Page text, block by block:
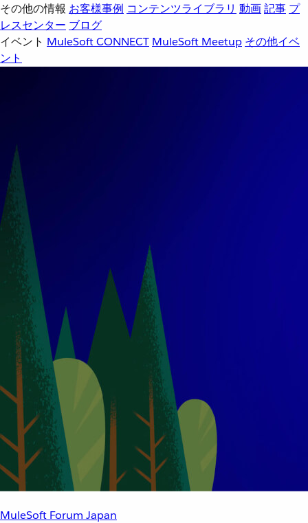
その他の情報 お客様事例 コンテンツライブラリ 動画記事 プ
レスセンター ブログ
イベント MuleSoft CONNECT MuleSoft Meetup その他イベ
ント
MuleSoft Forum Japan